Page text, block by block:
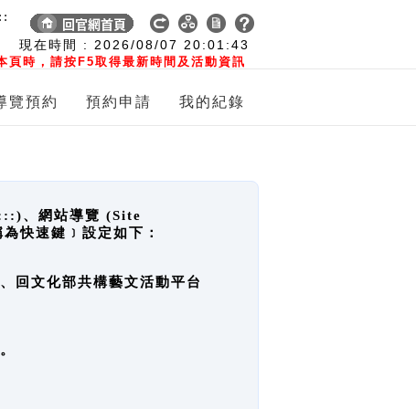
現在時間 : 2026/08/07 20:01:44
頁時，請按F5取得最新時間及活動資訊
覽預約 預約申請 我的紀錄
、網站導覽 (Site
快速鍵﹞設定如下：
文化部共構藝文活動平台